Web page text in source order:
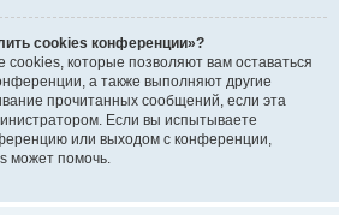
cookies конференции»?
которые позволяют вам оставаться
а также выполняют другие
прочитанных сообщений, если эта
Если вы испытываете
или выходом с конференции,
может помочь.